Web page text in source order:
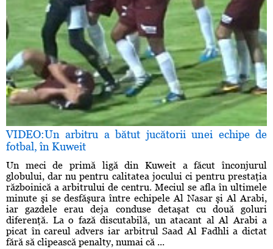
VIDEO:Un arbitru a bătut jucătorii unei echipe de
fotbal, în Kuweit
Un meci de primă ligă din Kuweit a făcut înconjurul
globului, dar nu pentru calitatea jocului ci pentru prestaţia
războinică a arbitrului de centru. Meciul se afla în ultimele
minute şi se desfăşura între echipele Al Nasar şi Al Arabi,
iar gazdele erau deja conduse detaşat cu două goluri
diferenţă. La o fază discutabilă, un atacant al Al Arabi a
picat în careul advers iar arbitrul Saad Al Fadhli a dictat
fără să clipească penalty, numai că ...